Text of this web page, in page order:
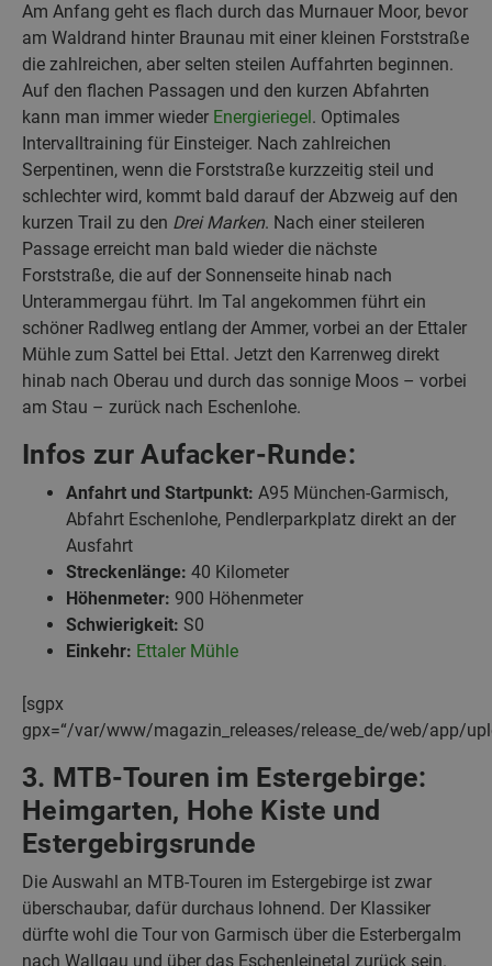
Am Anfang geht es flach durch das Murnauer Moor, bevor
am Waldrand hinter Braunau mit einer kleinen Forststraße
die zahlreichen, aber selten steilen Auffahrten beginnen.
Auf den flachen Passagen und den kurzen Abfahrten
kann man immer wieder Energieriegel. Optimales
Intervalltraining für Einsteiger. Nach zahlreichen
Serpentinen, wenn die Forststraße kurzzeitig steil und
schlechter wird, kommt bald darauf der Abzweig auf den
kurzen Trail zu den Drei Marken. Nach einer steileren
Passage erreicht man bald wieder die nächste
Forststraße, die auf der Sonnenseite hinab nach
Unterammergau führt. Im Tal angekommen führt ein
schöner Radlweg entlang der Ammer, vorbei an der Ettaler
Mühle zum Sattel bei Ettal. Jetzt den Karrenweg direkt
hinab nach Oberau und durch das sonnige Moos – vorbei
am Stau – zurück nach Eschenlohe.
Infos zur Aufacker-Runde:
Anfahrt und Startpunkt: A95 München-Garmisch,
Abfahrt Eschenlohe, Pendlerparkplatz direkt an der
Ausfahrt
Streckenlänge: 40 Kilometer
Höhenmeter: 900 Höhenmeter
Schwierigkeit: S0
Einkehr: Ettaler Mühle
[sgpx
gpx=“/var/www/magazin_releases/release_de/web/app/
3. MTB-Touren im Estergebirge:
Heimgarten, Hohe Kiste und
Estergebirgsrunde
Die Auswahl an MTB-Touren im Estergebirge ist zwar
überschaubar, dafür durchaus lohnend. Der Klassiker
dürfte wohl die Tour von Garmisch über die Esterbergalm
nach Wallgau und über das Eschenleinetal zurück sein.